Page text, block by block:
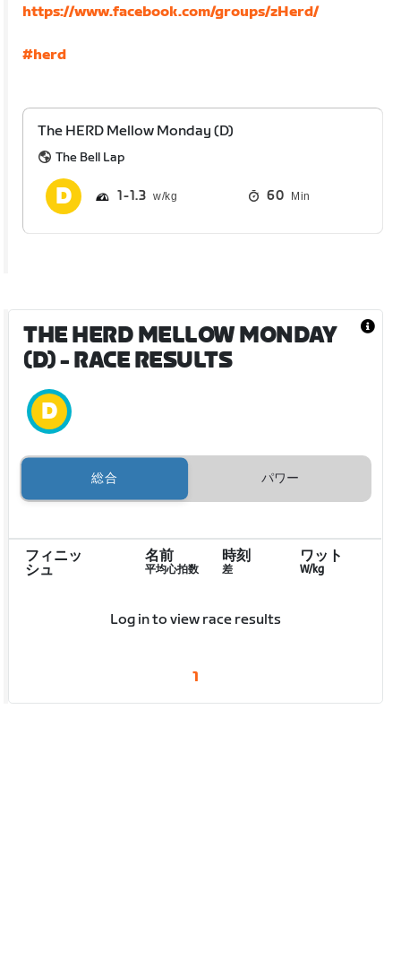
https://www.facebook.com/groups/zHerd/
#herd
The HERD Mellow Monday (D)
The Bell Lap
1 1.3 60 Min
THE HERD MELLOW MONDAY
(D)- RACE RESULTS
総合 パワー
フィニッ
シュ
名前
平均心拍数
時刻
差
ワット
W/kg
Log in to view race results
1